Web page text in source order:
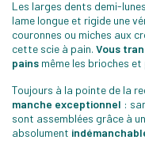
Les larges dents demi-
lame longue et rigide une
couronnes ou miches aux
cette scie à pain. Vous
pains même les brioches
Toujours à la pointe de la
manche exceptionnel :
sont assemblées grâce à
absolument